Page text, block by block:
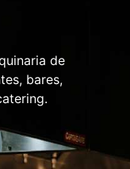
de
bares,